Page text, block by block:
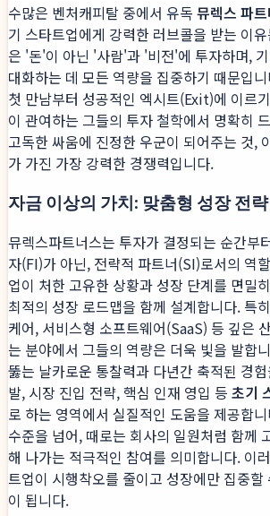
수많은 벤처캐피탈 중에서 유독 뮤렉스 파
기 스타트업에게 강력한 러브콜을 받는 이
은 '돈'이 아닌 '사람'과 '비전'에 투자하며,
대화하는 데 모든 역량을 집중하기 때문입
첫 만남부터 성공적인 엑시트(Exit)에 이르
이 관여하는 그들의 투자 철학에서 명확히
고독한 싸움에 진정한 우군이 되어주는 것,
가 가진 가장 강력한 경쟁력입니다.
자금 이상의 가치: 맞춤형 성장 전략
뮤렉스파트너스는 투자가 결정되는 순간부
자(FI)가 아닌, 전략적 파트너(SI)로서의 역
업이 처한 고유한 상황과 성장 단계를 면밀
최적의 성장 로드맵을 함께 설계합니다. 특
케어, 서비스형 소프트웨어(SaaS) 등 깊은
는 분야에서 그들의 역량은 더욱 빛을 발합
뚫는 날카로운 통찰력과 다년간 축적된 경
발, 시장 진입 전략, 핵심 인재 영입 등 초기
로 하는 영역에서 실질적인 도움을 제공합
수준을 넘어, 때로는 회사의 일원처럼 함께
해 나가는 적극적인 참여를 의미합니다. 이
트업이 시행착오를 줄이고 성장에만 집중할
이 됩니다.